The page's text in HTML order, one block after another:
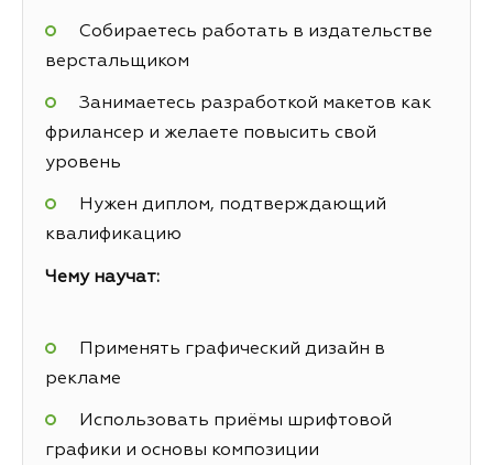
Собираетесь работать в издательстве
верстальщиком
Занимаетесь разработкой макетов как
фрилансер и желаете повысить свой
уровень
Нужен диплом, подтверждающий
квалификацию
Чему научат:
Применять графический дизайн в
рекламе
Использовать приёмы шрифтовой
графики и основы композиции